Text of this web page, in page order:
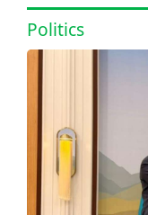
Politics